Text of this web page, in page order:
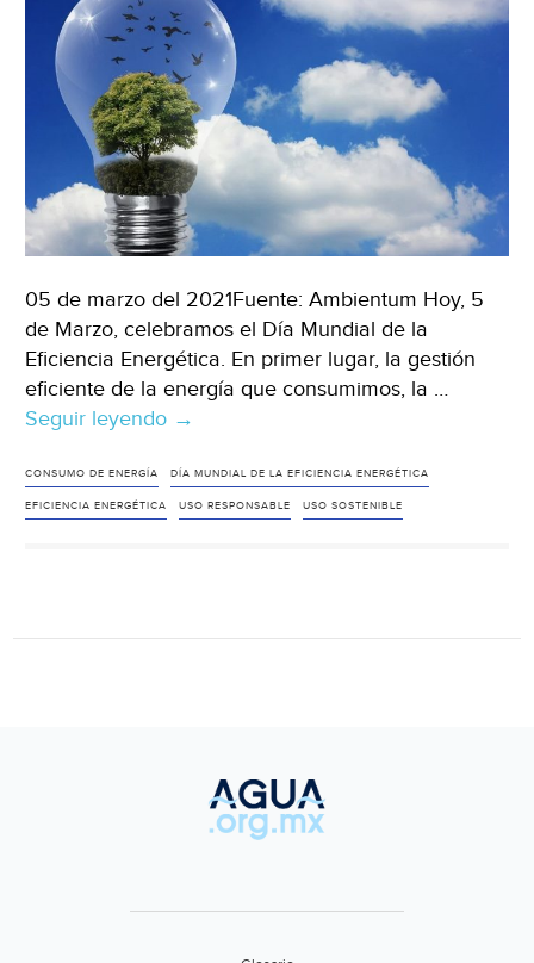
05 de marzo del 2021Fuente: Ambientum Hoy, 5
de Marzo, celebramos el Día Mundial de la
Eficiencia Energética. En primer lugar, la gestión
eficiente de la energía que consumimos, la …
Seguir leyendo Día
de
la
→
CONSUMO DE ENERGÍA DÍA MUNDIAL DE LA EFICIENCIA ENERGÉTICA
EFICIENCIA ENERGÉTICA USO RESPONSABLE USO SOSTENIBLE